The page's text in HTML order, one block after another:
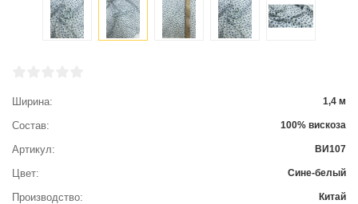
Ширина 1,4 м
Состав 100% вискоза
Артикул ВИ107
Цвет Сине-белый
Производство Китай